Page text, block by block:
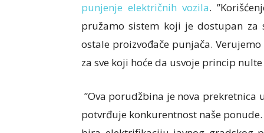
punjenje električnih vozila.
pružamo sistem koji je dostupan za
ostale proizvođače punjača.
za sve koji hoće da usvoje princip
”Ova porudžbina je nova
potvrđuje konkurentnost naše